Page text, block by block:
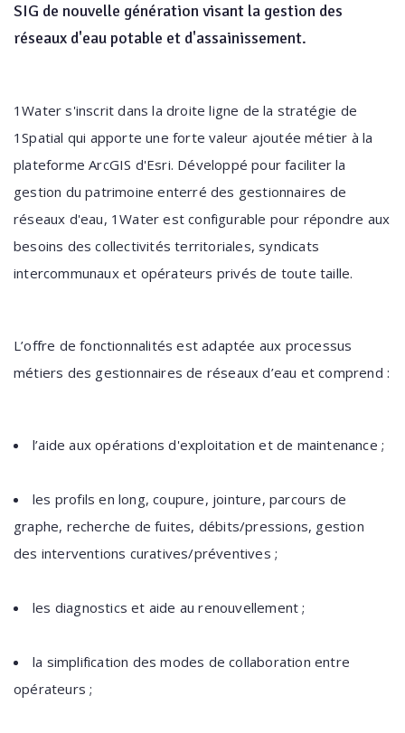
SIG de nouvelle génération visant la gestion des
réseaux d'eau potable et d'assainissement.
1Water s'inscrit dans la droite ligne de la stratégie de
1Spatial qui apporte une forte valeur ajoutée métier à la
plateforme ArcGIS d'Esri. Développé pour faciliter la
gestion du patrimoine enterré des gestionnaires de
réseaux d'eau, 1Water est configurable pour répondre aux
besoins des collectivités territoriales, syndicats
intercommunaux et opérateurs privés de toute taille.
L’offre de fonctionnalités est adaptée aux processus
métiers des gestionnaires de réseaux d’eau et comprend :
l’aide aux opérations d'exploitation et de maintenance ;
les profils en long, coupure, jointure, parcours de
graphe, recherche de fuites, débits/pressions, gestion
des interventions curatives/préventives ;
les diagnostics et aide au renouvellement ;
la simplification des modes de collaboration entre
opérateurs ;